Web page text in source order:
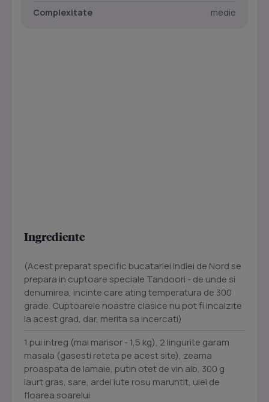
Complexitate
medie
Ingrediente
(Acest preparat specific bucatariei Indiei de Nord se
prepara in cuptoare speciale Tandoori - de unde si
denumirea, incinte care ating temperatura de 300
grade. Cuptoarele noastre clasice nu pot fi incalzite
la acest grad, dar, merita sa incercati)
1 pui intreg (mai marisor - 1,5 kg), 2 lingurite garam
masala (gasesti reteta pe acest site), zeama
proaspata de lamaie, putin otet de vin alb, 300 g
iaurt gras, sare, ardei iute rosu maruntit, ulei de
floarea soarelui